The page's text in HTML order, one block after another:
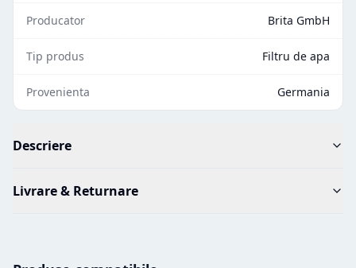
Producator Brita GmbH
Tip produs Filtru de apa
Provenienta Germania
Descriere
Livrare & Returnare